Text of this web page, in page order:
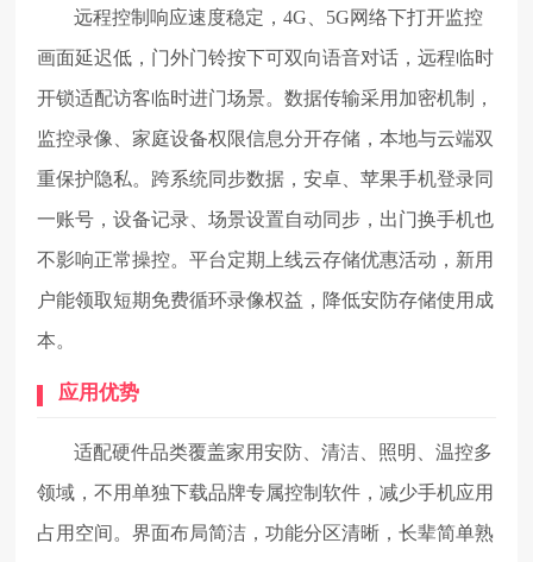
远程控制响应速度稳定，4G、5G网络下打开监控
画面延迟低，门外门铃按下可双向语音对话，远程临时
开锁适配访客临时进门场景。数据传输采用加密机制，
监控录像、家庭设备权限信息分开存储，本地与云端双
重保护隐私。跨系统同步数据，安卓、苹果手机登录同
一账号，设备记录、场景设置自动同步，出门换手机也
不影响正常操控。平台定期上线云存储优惠活动，新用
户能领取短期免费循环录像权益，降低安防存储使用成
本。
应用优势
适配硬件品类覆盖家用安防、清洁、照明、温控多
领域，不用单独下载品牌专属控制软件，减少手机应用
占用空间。界面布局简洁，功能分区清晰，长辈简单熟